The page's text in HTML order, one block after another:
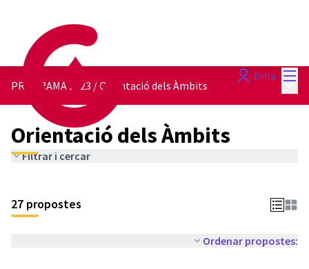
Entra
PROGRAMA 2023 /Orientació dels Àmbits
Orientació dels Àmbits
Filtrar i cercar
27 propostes
Ordenar propostes: